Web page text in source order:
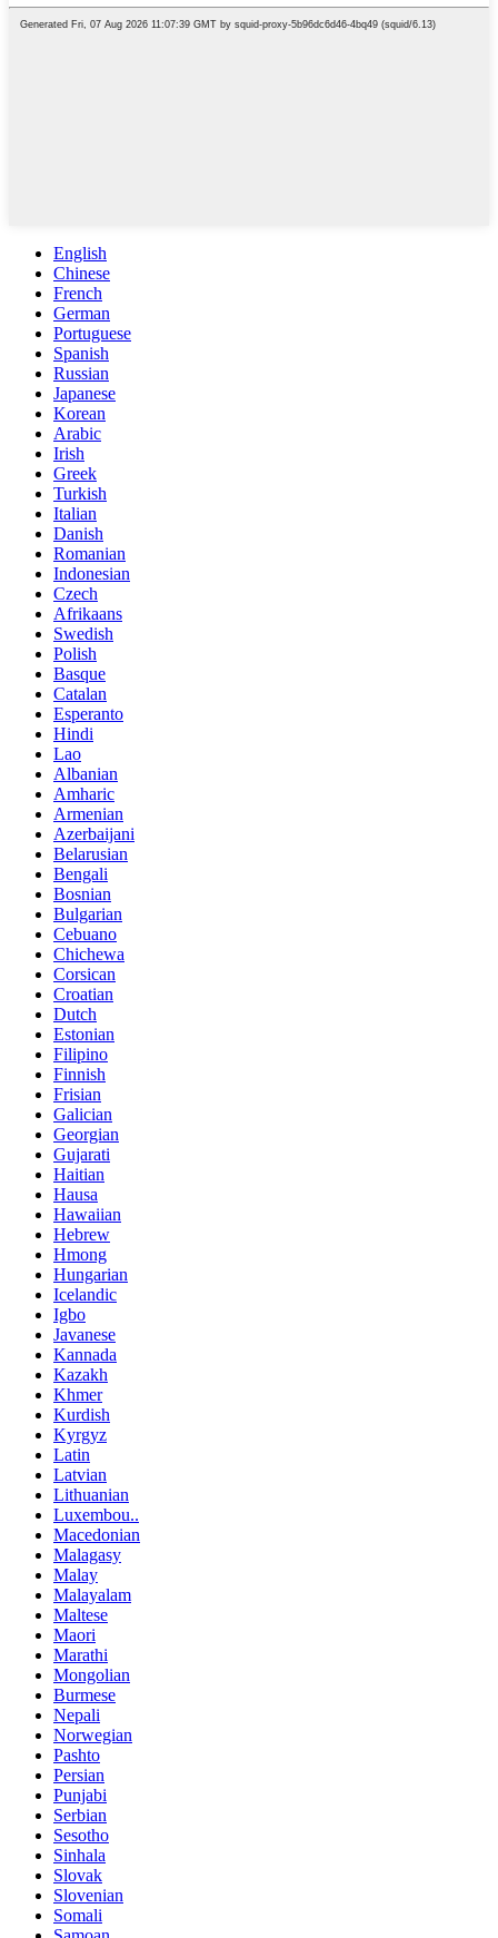
English
Chinese
French
German
Portuguese
Spanish
Russian
Japanese
Korean
Arabic
Irish
Greek
Turkish
Italian
Danish
Romanian
Indonesian
Czech
Afrikaans
Swedish
Polish
Basque
Catalan
Esperanto
Hindi
Lao
Albanian
Amharic
Armenian
Azerbaijani
Belarusian
Bengali
Bosnian
Bulgarian
Cebuano
Chichewa
Corsican
Croatian
Dutch
Estonian
Filipino
Finnish
Frisian
Galician
Georgian
Gujarati
Haitian
Hausa
Hawaiian
Hebrew
Hmong
Hungarian
Icelandic
Igbo
Javanese
Kannada
Kazakh
Khmer
Kurdish
Kyrgyz
Latin
Latvian
Lithuanian
Luxembou..
Macedonian
Malagasy
Malay
Malayalam
Maltese
Maori
Marathi
Mongolian
Burmese
Nepali
Norwegian
Pashto
Persian
Punjabi
Serbian
Sesotho
Sinhala
Slovak
Slovenian
Somali